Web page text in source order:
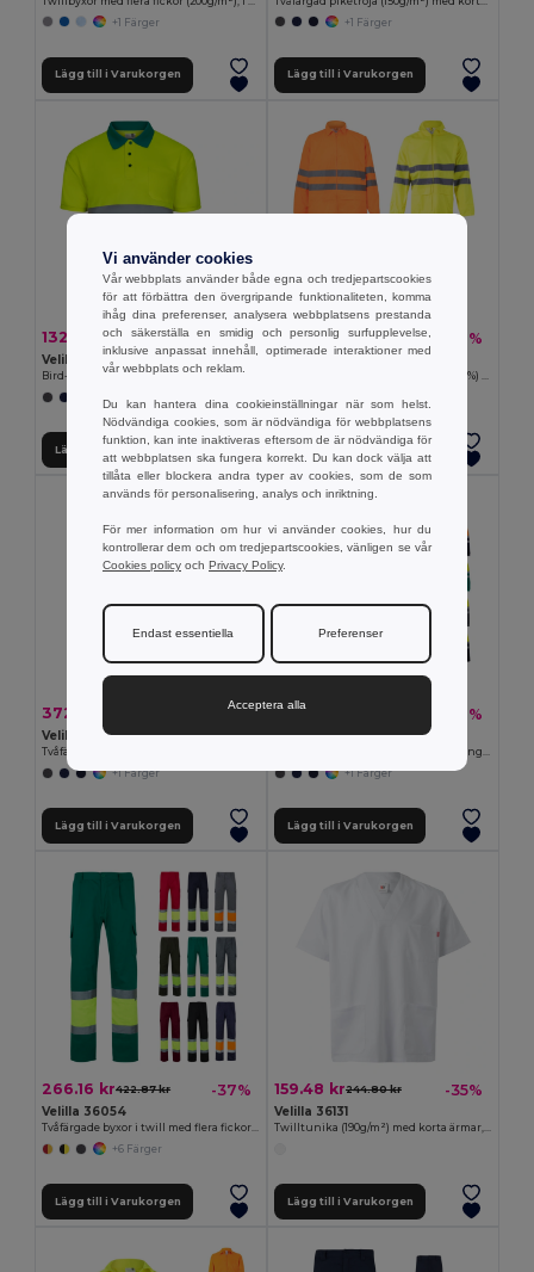
+1 Färger
Lägg till i Varukorgen
+1 Färger
Lägg till i Varukorgen
132.28 kr181.79 kr -27%
Velilla 36141
+1 Färger
Lägg till i Varukorgen
487.90 kr774.99 kr -37%
Velilla 36077
Regndräkt (130g/m²), i polyester (100%) med PU-beläggning
Lägg till i Varukorgen
372.73 kr -42%
Velilla 36087
+1 Färger
Lägg till i Varukorgen
246.61 kr -42%
Velilla 36139
Tvåfärgad pikétröja (150g/m²) med långa ärmar, i bomull (55%) och polyester (45%)
+1 Färger
Lägg till i Varukorgen
266.16 kr422.87 kr -37%
Velilla 36054
Tvåfärgade byxor i twill med flera fickor (210g/m²), i bomull (20%) och polyester (80%)
+6 Färger
Lägg till i Varukorgen
159.48 kr244.80 kr -35%
Velilla 36131
Twilltunika (190g/m²) med korta ärmar, i polyester (65%) och bomull (35%)
Lägg till i Varukorgen
Vi använder cookies
Vår webbplats använder både egna och tredjepartscookies
för att förbättra den övergripande funktionaliteten, komma
ihåg dina preferenser, analysera webbplatsens prestanda
och säkerställa en smidig och personlig surfupplevelse,
inklusive anpassat innehåll, optimerade interaktioner med
vår webbplats och reklam.
Du kan hantera dina cookieinställningar när som helst.
Nödvändiga cookies, som är nödvändiga för webbplatsens
funktion, kan inte inaktiveras eftersom de är nödvändiga för
att webbplatsen ska fungera korrekt. Du kan dock välja att
tillåta eller blockera andra typer av cookies, som de som
används för personalisering, analys och inriktning.
För mer information om hur vi använder cookies, hur du
kontrollerar dem och om tredjepartscookies, vänligen se vår
Cookies policy och Privacy Policy.
Endast essentiella Preferenser
Acceptera alla